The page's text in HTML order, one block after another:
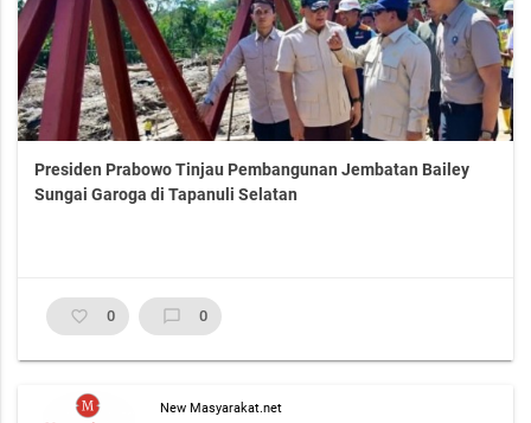
Presiden Prabowo Tinjau Pembangunan Jembatan Bailey
Sungai Garoga di Tapanuli Selatan
favorite_border 0 chat_bubble_outline 0
New Masyarakat.net